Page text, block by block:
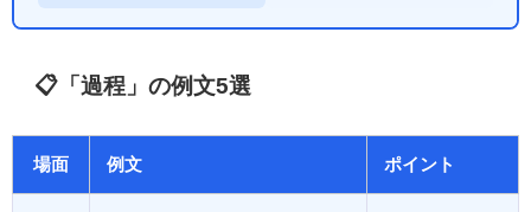
📋「過程」の例文5選
場面 例文 ポイント